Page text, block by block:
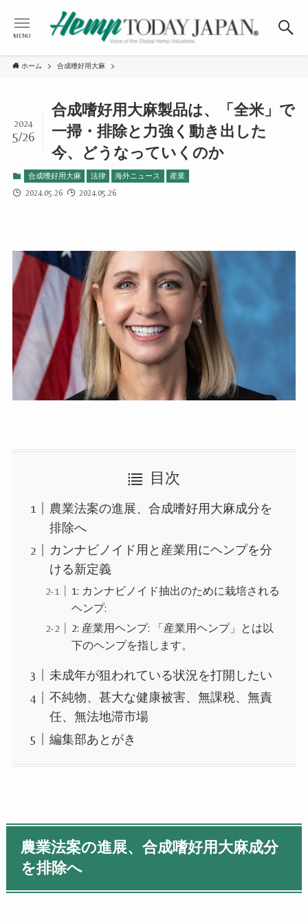
MENU
ホーム 合成嗜好用大麻
合成嗜好用大麻製品は、「全米」で
一掃・排除と力強く動き出した
今、どうなっていくのか
2024
5/26
合成嗜好用大麻 法律 海外ニュース 産業
2024.05.26 2024.05.26
目次
農業法案の進展、合成嗜好用大麻成分を
排除へ
カンナビノイド用と産業用にヘンプを分
ける新定義
1: カンナビノイド抽出のために栽培される
ヘンプ:
2: 産業用ヘンプ: 「産業用ヘンプ」とは以
下のヘンプを指します。
未成年が狙われている状況を打開したい
不純物、甚大な健康被害、無課税、無責
任、無法地滞市場
編集部あとがき
農業法案の進展、合成嗜好用大麻成分
を排除へ